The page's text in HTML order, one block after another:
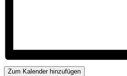
Zum Kalender hinzufügen